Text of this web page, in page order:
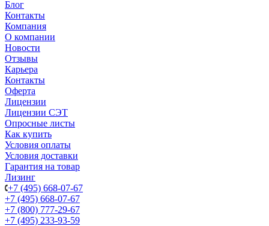
Блог
Контакты
Компания
О компании
Новости
Отзывы
Карьера
Контакты
Оферта
Лицензии
Лицензии СЭТ
Опросные листы
Как купить
Условия оплаты
Условия доставки
Гарантия на товар
Лизинг
+7 (495) 668-07-67
+7 (495) 668-07-67
+7 (800) 777-29-67
+7 (495) 233-93-59